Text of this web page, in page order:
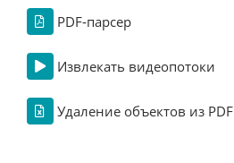
PDF‑парсер
Извлекать видеопотоки
Удаление объектов из PDF